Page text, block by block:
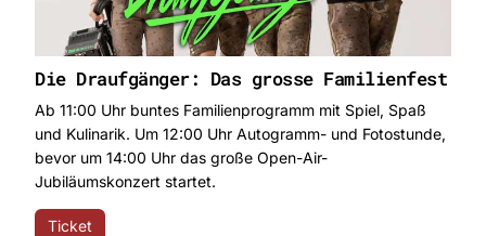
Die Draufgänger: Das grosse Familienfest
Ab 11:00 Uhr buntes Familienprogramm mit Spiel, Spaß
und Kulinarik. Um 12:00 Uhr Autogramm- und Fotostunde,
bevor um 14:00 Uhr das große Open-Air-
Jubiläumskonzert startet.
Ticket